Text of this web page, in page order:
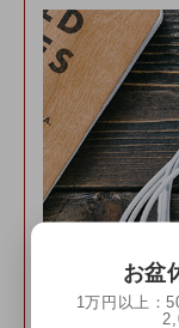
彼の誕生日プレ
し間に合わせた
迅速に対応して
ました。またラ
ました！一緒に
にありがとうござ
また利用させてい
2024/10/01
大切なプレゼント
お盆
1万円以上：